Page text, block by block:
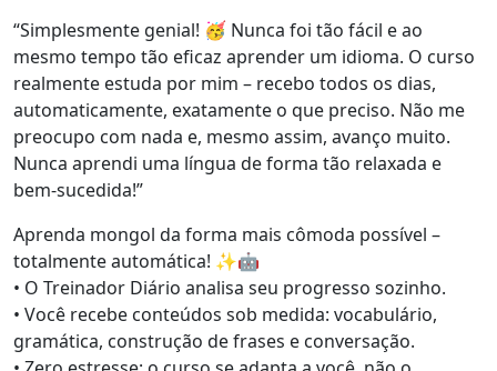
“Simplesmente genial! 🥳 Nunca foi tão fácil e ao
mesmo tempo tão eficaz aprender um idioma. O curso
realmente estuda por mim – recebo todos os dias,
automaticamente, exatamente o que preciso. Não me
preocupo com nada e, mesmo assim, avanço muito.
Nunca aprendi uma língua de forma tão relaxada e
bem-sucedida!”
Aprenda mongol da forma mais cômoda possível –
totalmente automática! ✨🤖
• O Treinador Diário analisa seu progresso sozinho.
• Você recebe conteúdos sob medida: vocabulário,
gramática, construção de frases e conversação.